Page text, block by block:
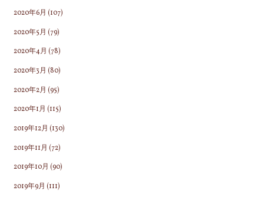
2020年6月 (107)
2020年5月 (79)
2020年4月 (78)
2020年3月 (80)
2020年2月 (95)
2020年1月 (115)
2019年12月 (130)
2019年11月 (72)
2019年10月 (90)
2019年9月 (111)